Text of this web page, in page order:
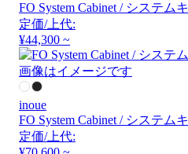
FO System Cabinet / システム
定価/上代:
¥44,300 ~
画像はイメージです
inoue
FO System Cabinet / システム
定価/上代: